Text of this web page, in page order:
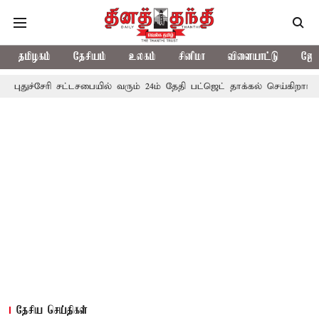
தமிழகம் தேசியம் உலகம் சினிமா விளையாட்டு
சட்டசபையில் வரும் 24ம் தேதி பட்ஜெட் தாக்கல் செய்கிறார் முதல்-
தேசிய செய்திகள்